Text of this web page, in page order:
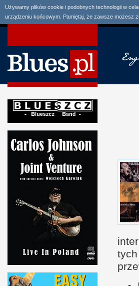
Używamy plików cookie i podobnych technologii w
urządzeniu końcowym. Pamiętaj, że zawsze możesz